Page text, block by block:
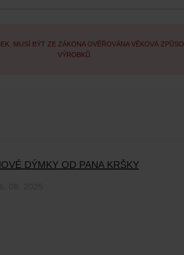
MUSÍ BÝT ZE ZÁKONA OVĚŘOVÁNA VĚKOVÁ
VÝROBKŮ.
DÝMKY OD PANA KRŠKY